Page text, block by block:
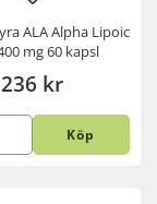
ALA Alpha Lipoic
mg 60 kapsl
236 kr
Köp